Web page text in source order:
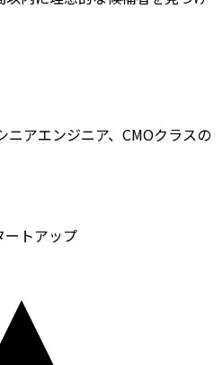
アエンジニア、CMOクラスの
ートアップ